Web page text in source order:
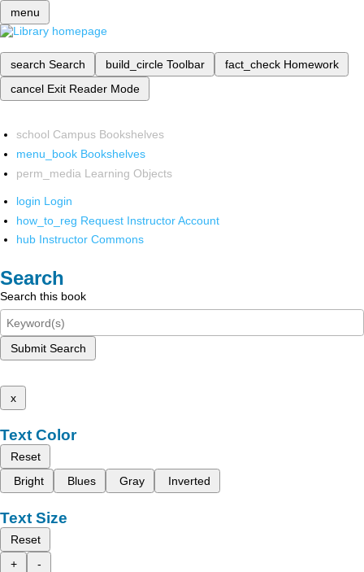
menu
search Search build_circle Toolbar fact_check Homework
cancel Exit Reader Mode
school Campus Bookshelves
menu_book Bookshelves
perm_media Learning Objects
login Login
how_to_reg Request Instructor Account
hub Instructor Commons
Search
Search this book
Submit Search
x
Text Color
Reset
Bright
Blues Gray Inverted
Text Size
Reset
+
-